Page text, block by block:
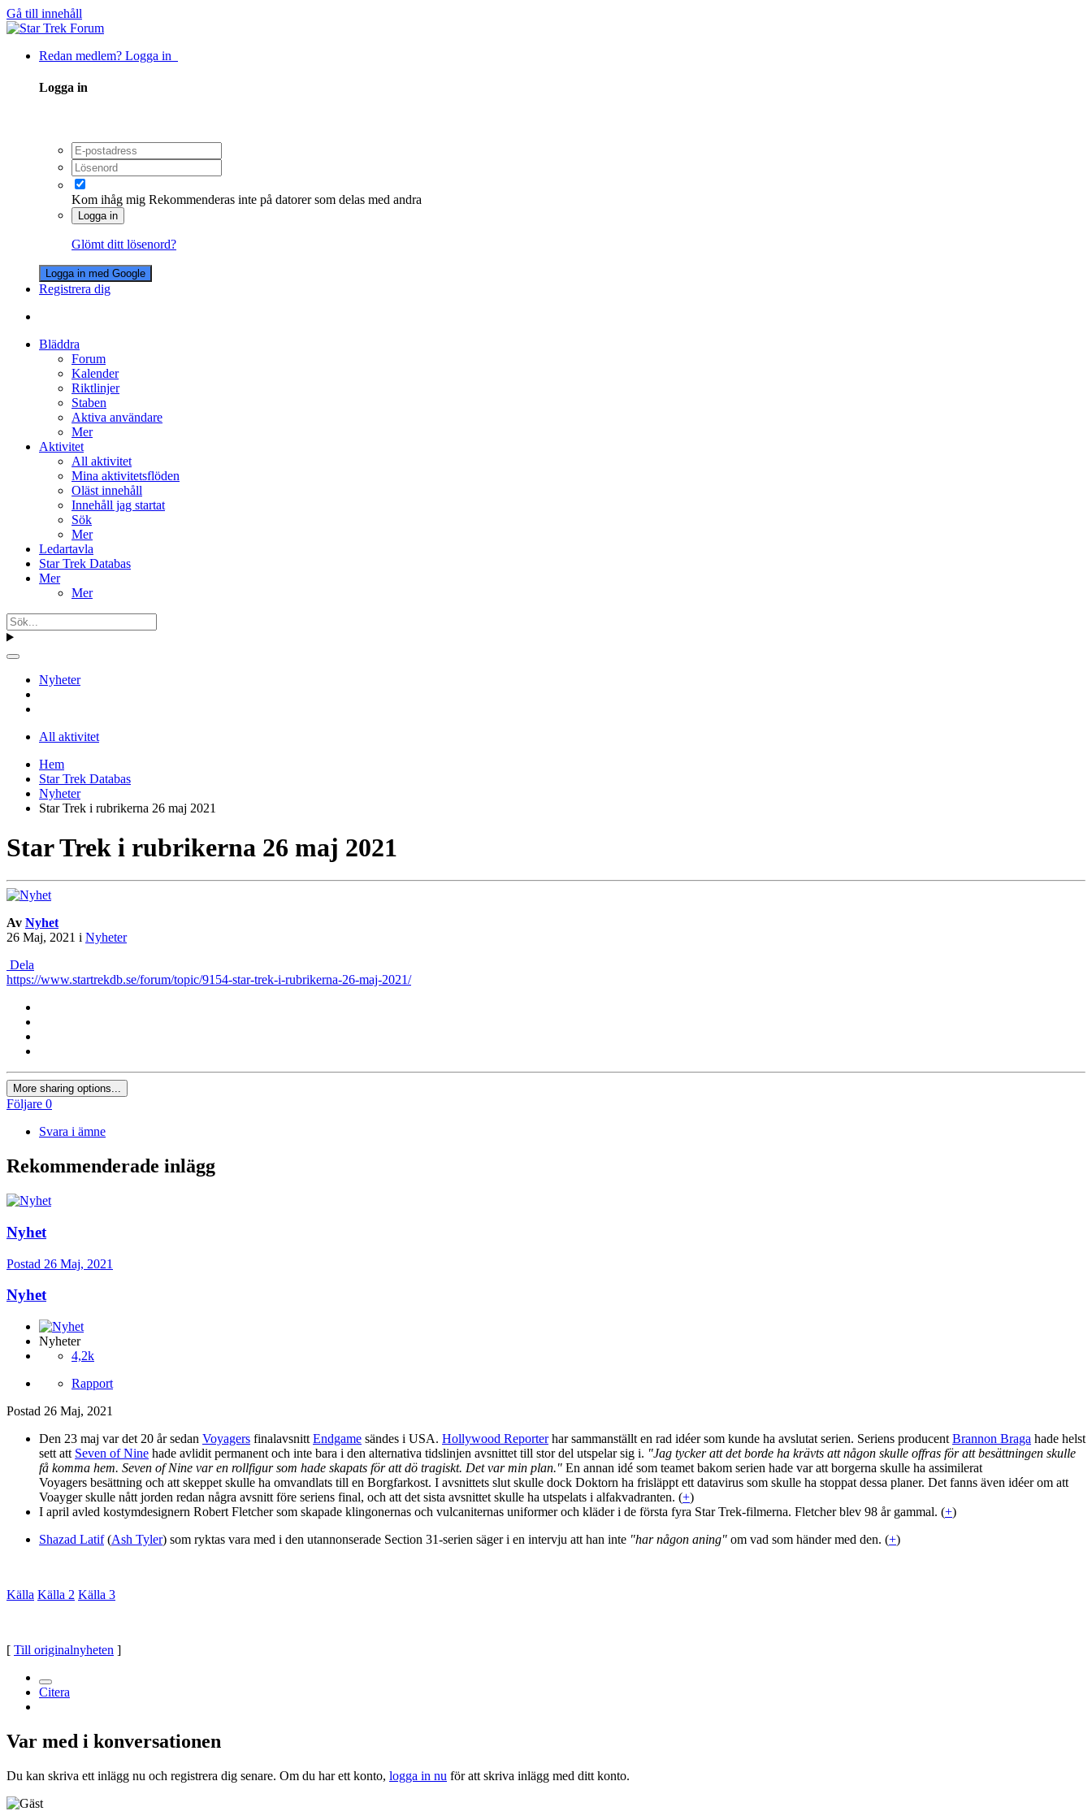
Gå till innehåll
Redan medlem? Logga in
Logga in
Kom ihåg mig Rekommenderas inte på datorer som delas med andra
Logga in
Glömt ditt lösenord?
Logga in med Google
Registrera dig
Bläddra
Forum
Kalender
Riktlinjer
Staben
Aktiva användare
Mer
Aktivitet
All aktivitet
Mina aktivitetsflöden
Oläst innehåll
Innehåll jag startat
Sök
Mer
Ledartavla
Star Trek Databas
Mer
Mer
Nyheter
All aktivitet
Hem
Star Trek Databas
Nyheter
Star Trek i rubrikerna 26 maj 2021
Star Trek i rubrikerna 26 maj 2021
Av Nyhet
26 Maj, 2021 i Nyheter
Dela
https://www.startrekdb.se/forum/topic/9154-star-trek-i-rubrikerna-26-maj-2021/
More sharing options...
Följare 0
Svara i ämne
Rekommenderade inlägg
Nyhet
Postad 26 Maj, 2021
Nyhet
Nyheter
4,2k
Rapport
Postad 26 Maj, 2021
Den 23 maj var det 20 år sedan Voyagers finalavsnitt Endgame sändes i USA. Hollywood Reporterhar sammanställt en rad idéer som kunde ha avslutat serien. Seriens producent Brannon Braga hade helst
sett att Seven of Nine hade avlidit permanent och inte bara i den alternativa tidslinjen avsnittet till stor del utspelar sig i. "Jag tycker att det borde ha krävts att någon skulle offras för att besättningen skulle
få komma hem. Seven of Nine var en rollfigur som hade skapats för att dö tragiskt. Det var min plan." En annan idé som teamet bakom serien hade var att borgerna skulle ha assimilerat
Voyagers besättning och att skeppet skulle ha omvandlats till en Borgfarkost. I avsnittets slut skulle dock Doktorn ha frisläppt ett datavirus som skulle ha stoppat dessa planer. Det fanns även idéer om att
Voayger skulle nått jorden redan några avsnitt före seriens final, och att det sista avsnittet skulle ha utspelats i alfakvadranten. (+)
I april avled kostymdesignern Robert Fletcher som skapade klingonernas och vulcaniternas uniformer och kläder i de första fyra Star Trek-filmerna. Fletcher blev 98 år gammal. (+)
Shazad Latif(Ash Tyler) som ryktas vara med i den utannonserade Section 31-serien säger i en intervju att han inte "har någon aning" om vad som händer med den. (+)
Källa Källa 2 Källa 3
[ Till originalnyheten ]
Citera
Var med i konversationen
Du kan skriva ett inlägg nu och registrera dig senare. Om du har ett konto, logga in nu för att skriva inlägg med ditt konto.